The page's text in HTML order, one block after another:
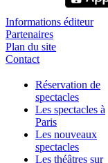
Informations éditeur
Partenaires
Plan du site
Contact
Réservation de
spectacles
Les spectacles à
Paris
Les nouveaux
spectacles
Les théâtres sur